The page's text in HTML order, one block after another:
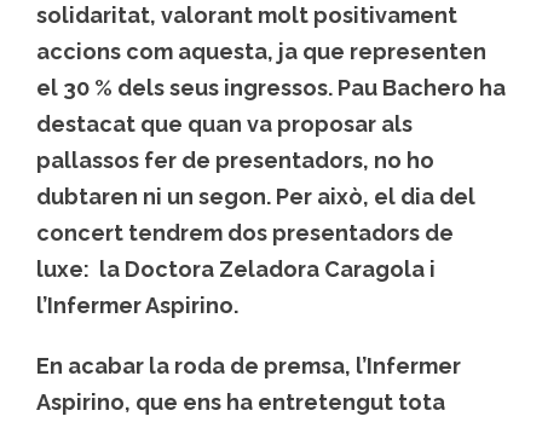
solidaritat, valorant molt positivament
accions com aquesta, ja que representen
el 30 % dels seus ingressos. Pau Bachero ha
destacat que quan va proposar als
pallassos fer de presentadors, no ho
dubtaren ni un segon. Per això, el dia del
concert tendrem dos presentadors de
luxe: la Doctora Zeladora Caragola i
l’Infermer Aspirino.
En acabar la roda de premsa, l’Infermer
Aspirino, que ens ha entretengut tota